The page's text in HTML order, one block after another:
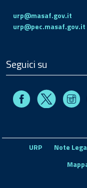
urp@masaf.gov.it
urp@pec.masaf.gov.it
Seguici su
FacebookX
URP Note